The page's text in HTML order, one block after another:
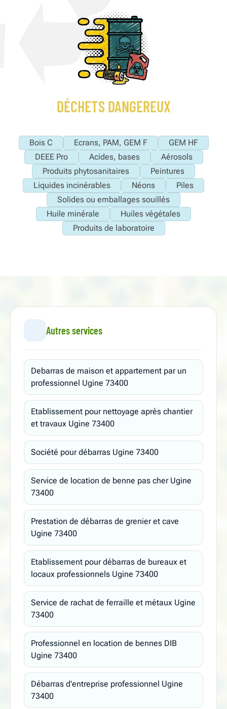
DÉCHETS DANGEREUX
Bois C Ecrans, PAM, GEM F
GEM HF
DEEE Pro
Acides, bases
Aérosols
Produits phytosanitaires
Peintures
Liquides incinérables
Néons
Piles
Solides ou emballages souillés
Huile minérale
Huiles végétales
Produits de laboratoire
Autres services
Debarras de maison et appartement par un
professionnel Ugine 73400
Etablissement pour nettoyage après chantier
et travaux Ugine 73400
Société pour débarras Ugine 73400
Service de location de benne pas cher Ugine
73400
Prestation de débarras de grenier et cave
Ugine 73400
Etablissement pour débarras de bureaux et
locaux professionnels Ugine 73400
Service de rachat de ferraille et métaux Ugine
73400
Professionnel en location de bennes DIB
Ugine 73400
Débarras d'entreprise professionnel Ugine
73400